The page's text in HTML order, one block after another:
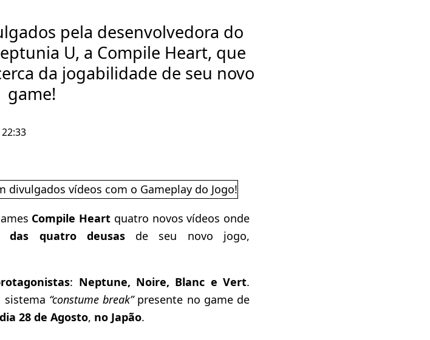
pela desenvolvedora do
U, a Compile Heart, que
da jogabilidade de seu novo
game!
Compile Heart quatro novos vídeos onde
das quatro deusasde seu novo jogo,
: Neptune, Noire, Blanc e Vert.
sistema “constume break”presente no game de
dia 28 de Agosto, no Japão.